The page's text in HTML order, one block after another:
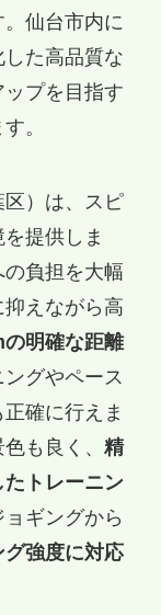
仙台市内に
た高品質な
プを目指す
。
区）は、スピ
提供しま
の負担を大幅
えながら高
の明確な距離
グやペース
確に行えま
も良く、 精
トレーニン
ギングから
強度に対応